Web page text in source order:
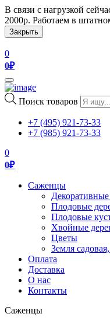
В связи с нагрузкой
2000р. Работаем в
Закрыть
0
0₽
Toggle
navigation
Поиск товаров
+7 (495) 921-73-33
+7 (985) 921-73-33
0
0₽
Саженцы
Плодовые
Плодовые
Хвойные
Цветы
Земля
Оплата
Доставка
О нас
Контакты
Саженцы